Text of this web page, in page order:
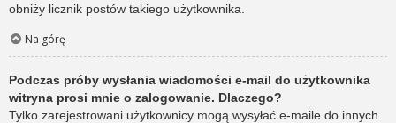
obniży licznik postów takiego użytkownika.
Na górę
Podczas próby wysłania wiadomości e-mail do użytkownika
witryna prosi mnie o zalogowanie. Dlaczego?
Tylko zarejestrowani użytkownicy mogą wysyłać e-maile do innych